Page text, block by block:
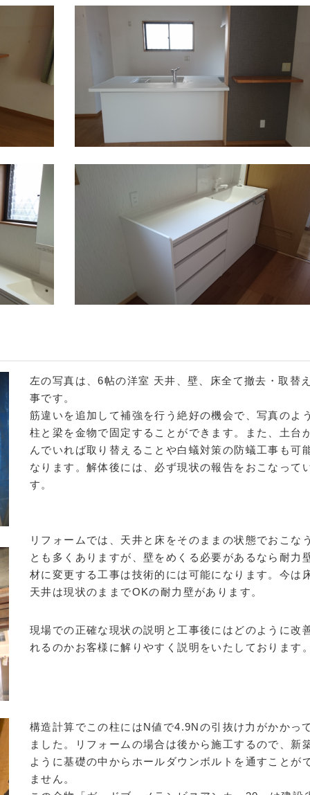
左の写真は、6帖の洋室 天井、壁、床全て撤去・取替
事です。
筋違いを追加して補強を行う絶好の機会で、写真のよ
柱と梁を金物で固定することができます。また、土台
んでいれば取り替えることや白蟻対策の防蟻工事も可
なります。解体後には、必ず現状の報告をおこなって
す。
リフォームでは、天井と床をそのままの状態でおこな
とも多くありますが、壁をめくる必要があるなら耐力
材に変更する工事は技術的には可能になります。今は
天井は現状のままでOKの耐力壁があります。
現場での正確な現状の説明と工事後にはどのように改
れるのかお客様に解りやすく説明をいたしております
構造計算でこの柱にはN値で4.9Nの引抜け力がかかっ
ました。リフォームの場合は後から施工するので、新
ように基礎の中からホールダウンボルトを通すことが
ません。